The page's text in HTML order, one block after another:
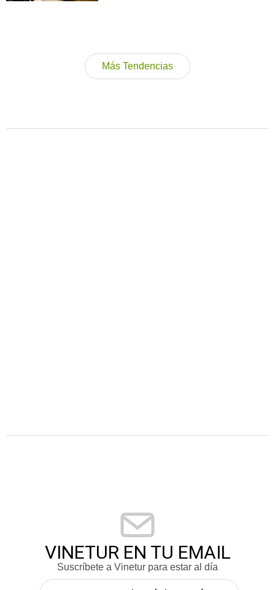
Más Tendencias
VINETUR EN TU EMAIL
Suscríbete a Vinetur para estar al día